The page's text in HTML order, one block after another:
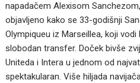
napadačem Alexisom
objavljeno kako se 33-godišnji
Olympiqueu iz Marseillea, koji
slobodan transfer. Doček bivše
Uniteda i Intera u jednom od
spektakularan. Više hiljada